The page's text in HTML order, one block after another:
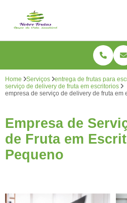
Home Serviços
entrega de frutas para
serviço de delivery de fruta em escritorios
empresa de serviço de delivery de fruta em
Empresa de
de Fruta em
Pequeno